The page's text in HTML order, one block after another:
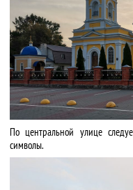
По центральной улице
символы.